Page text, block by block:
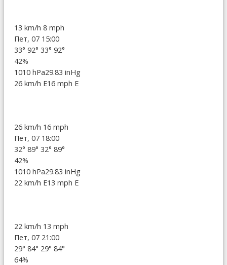
13 km/h 8 mph
Пет, 07 15:00
33° 92° 33° 92°
42%
1010 hPa29.83 inHg
26 km/h E16 mph E
26 km/h 16 mph
Пет, 07 18:00
32° 89° 32° 89°
42%
1010 hPa29.83 inHg
22 km/h E13 mph E
22 km/h 13 mph
Пет, 07 21:00
29° 84° 29° 84°
64%